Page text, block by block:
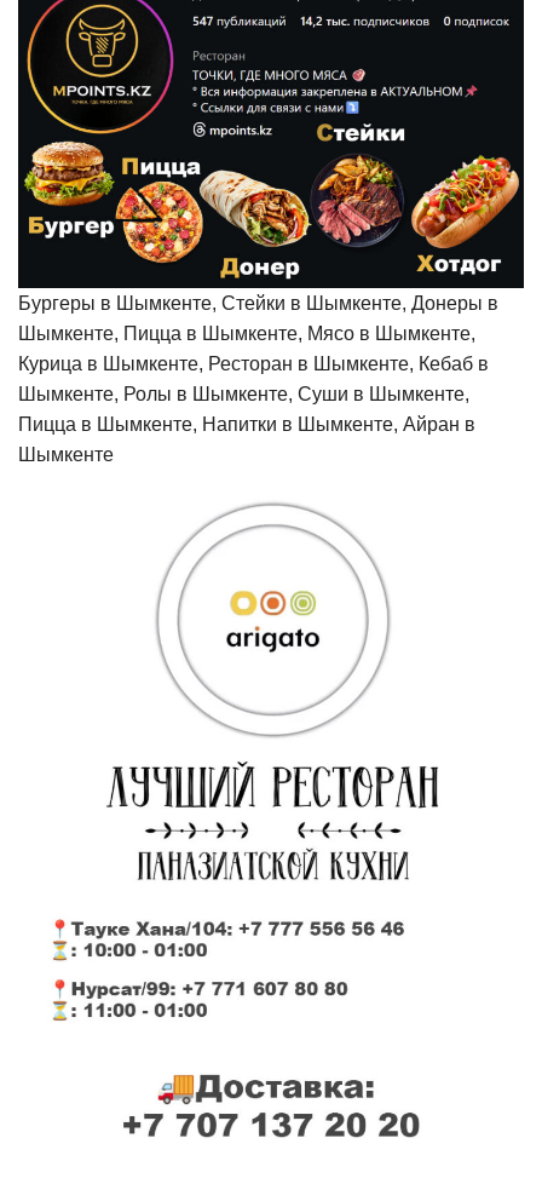
Бургеры в Шымкенте, Стейки в Шымкенте, Донеры в
Шымкенте, Пицца в Шымкенте, Мясо в Шымкенте,
Курица в Шымкенте, Ресторан в Шымкенте, Кебаб в
Шымкенте, Ролы в Шымкенте, Суши в Шымкенте,
Пицца в Шымкенте, Напитки в Шымкенте, Айран в
Шымкенте